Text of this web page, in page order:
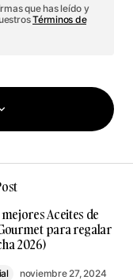
que has leído y
Términos de
están
mejores Aceites de
para regalar
2026)
noviembre 27, 2024